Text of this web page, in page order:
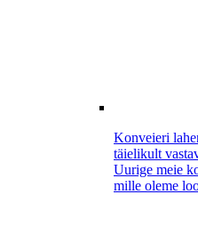
Konveieri
täielikult
Uurige meie
mille oleme